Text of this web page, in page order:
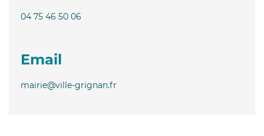
04 75 46 50 06
Email
mairie@ville-grignan.fr